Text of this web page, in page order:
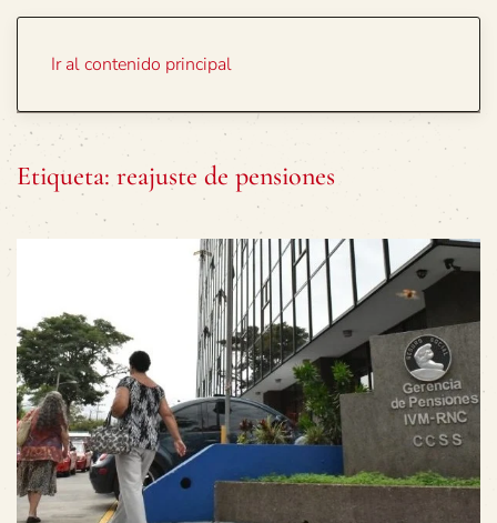
Ir al contenido principal
Etiqueta: reajuste de pensiones